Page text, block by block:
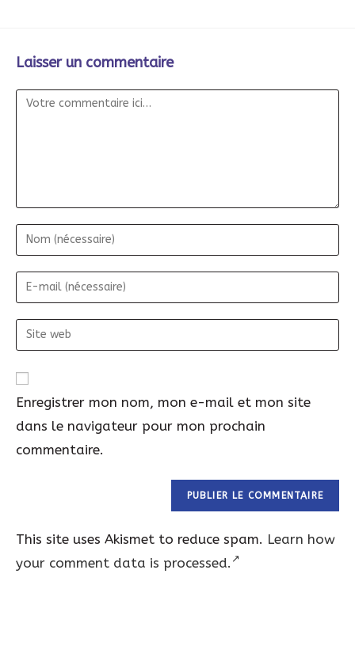
Laisser un commentaire
Commentaire
Nom
E-
mail
Site
web
Enregistrer mon nom, mon e-mail et mon site
dans le navigateur pour mon prochain
commentaire.
This site uses Akismet to reduce spam. Learn how
your comment data is processed.